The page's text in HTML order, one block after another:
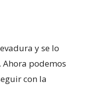
y se lo
podemos
con la